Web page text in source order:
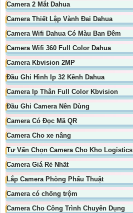
Camera 2 Mắt Dahua
Camera Thiết Lập Vành Đai Dahua
Camera Wifi Dahua Có Màu Ban Đêm
Camera Wifi 360 Full Color Dahua
Camera Kbvision 2MP
Đầu Ghi Hình Ip 32 Kênh Dahua
Camera Ip Thân Full Color Kbvision
Đầu Ghi Camera Nên Dùng
Camera Có Đọc Mã QR
Camera Cho xe nâng
Tư Vấn Chọn Camera Cho Kho Logistics
Camera Giá Rẻ Nhất
Lắp Camera Phòng Phẩu Thuật
Camera có chống trộm
Camera Cho Công Trình Chuyên Dụng